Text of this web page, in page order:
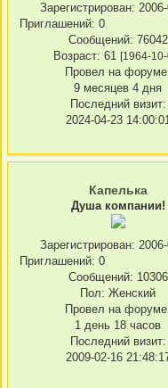
Зарегистрирован:
Приглашений: 0
Сообщений: 76042
Возраст: 61 [1964-
Провел на
9 месяцев 4 дня
Последний визит:
2024-04-23
Капелька
Душа компании!
Зарегистрирован:
Приглашений: 0
Сообщений: 10306
Пол: Женский
Провел на
1 день 18 часов
Последний визит:
2009-02-16